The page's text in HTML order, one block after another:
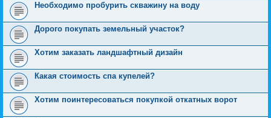
Необходимо пробурить скважину на воду
Дорого покупать земельный участок?
Хотим заказать ландшафтный дизайн
Какая стоимость спа купелей?
Хотим поинтересоваться покупкой откатных ворот